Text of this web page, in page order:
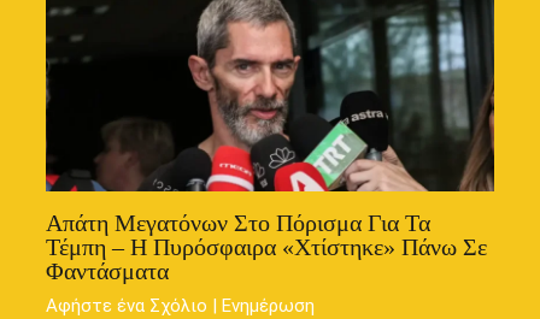
Απάτη Μεγατόνων Στο Πόρισμα Για Τα
Τέμπη – Η Πυρόσφαιρα «χτίστηκε» Πάνω Σε
Φαντάσματα
Αφήστε ένα Σχόλιο |Ενημέρωση